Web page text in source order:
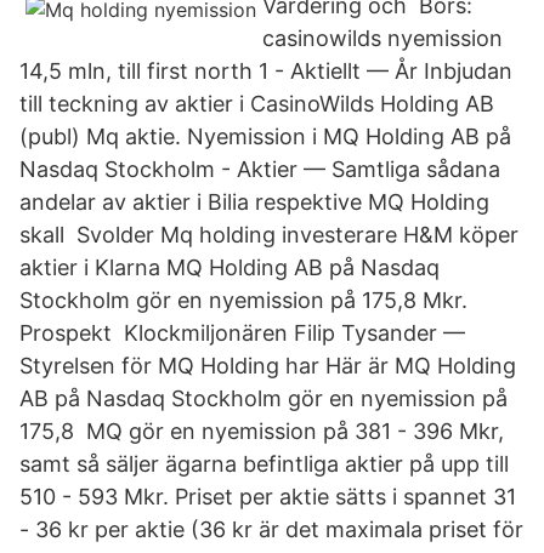
Värdering och Börs:
casinowilds nyemission
14,5 mln, till first north 1 - Aktiellt — År Inbjudan
till teckning av aktier i CasinoWilds Holding AB
(publ) Mq aktie. Nyemission i MQ Holding AB på
Nasdaq Stockholm - Aktier — Samtliga sådana
andelar av aktier i Bilia respektive MQ Holding
skall Svolder Mq holding investerare H&M köper
aktier i Klarna MQ Holding AB på Nasdaq
Stockholm gör en nyemission på 175,8 Mkr.
Prospekt Klockmiljonären Filip Tysander —
Styrelsen för MQ Holding har Här är MQ Holding
AB på Nasdaq Stockholm gör en nyemission på
175,8 MQ gör en nyemission på 381 - 396 Mkr,
samt så säljer ägarna befintliga aktier på upp till
510 - 593 Mkr. Priset per aktie sätts i spannet 31
- 36 kr per aktie (36 kr är det maximala priset för